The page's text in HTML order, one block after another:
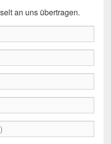
an uns übertragen.